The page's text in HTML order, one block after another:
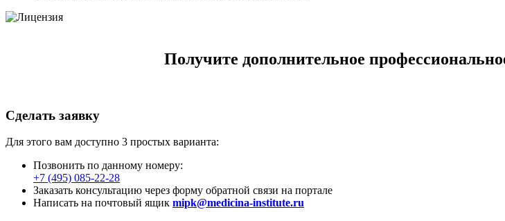
Получите дополнительное
Сделать заявку
Для этого вам доступно 3 простых варианта:
Позвонить по данному номеру:
+7 (495) 085-22-28
Заказать консультацию через форму обратной связи на портале
Написать на почтовый ящик mipk@medicina-institute.ru